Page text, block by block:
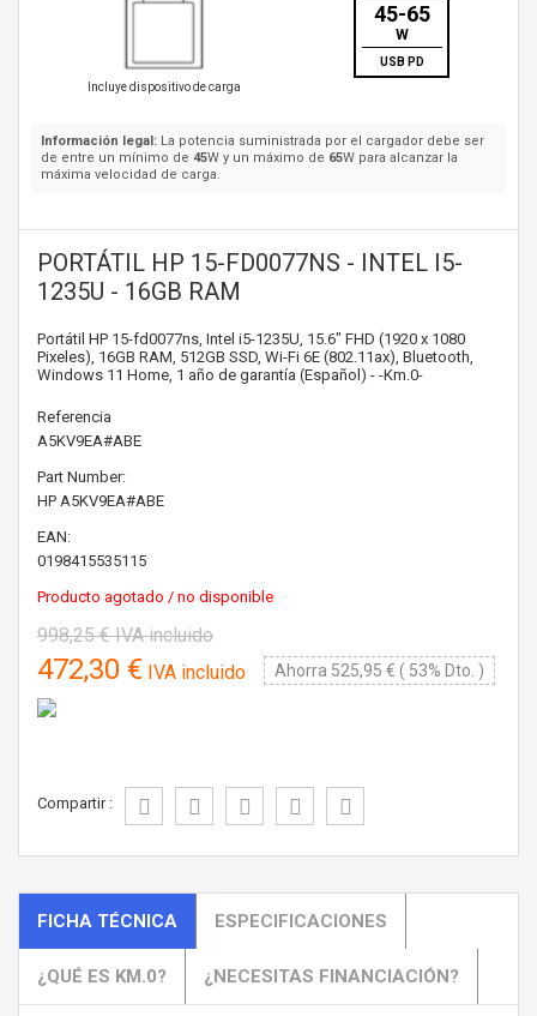
Incluye dispositivo de carga
45-65
W
USB PD
Información legal: La potencia suministrada por el cargador debe ser
de entre un mínimo de 45W y un máximo de 65W para alcanzar la
máxima velocidad de carga.
PORTÁTIL HP 15-FD0077NS - INTEL I5-
1235U - 16GB RAM
Portátil HP 15-fd0077ns, Intel i5-1235U, 15.6" FHD (1920 x 1080
Pixeles), 16GB RAM, 512GB SSD, Wi-Fi 6E (802.11ax), Bluetooth,
Windows 11 Home, 1 año de garantía (Español) - -Km.0-
Referencia
A5KV9EA#ABE
Part Number:
HP A5KV9EA#ABE
EAN:
0198415535115
Producto agotado / no disponible
998,25 €IVA incluido
472,30 € IVA incluido Ahorra 525,95 € ( 53% Dto. )
Compartir :
FICHA TÉCNICA ESPECIFICACIONES
¿QUÉ ES KM.0? ¿NECESITAS FINANCIACIÓN?